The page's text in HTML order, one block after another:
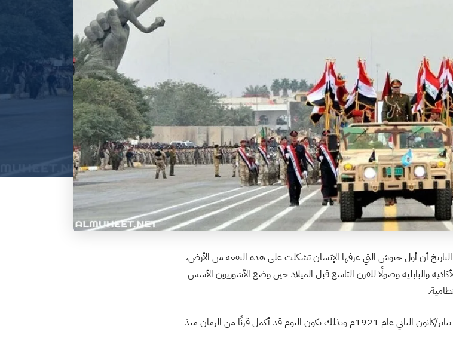
التاريخ أن أول جيوش التي عرفها الإنسان تشكلت على هذه البقعة من الأرض،
والبابلية وصولًا للقرن التاسع قبل الميلاد حين وضع الآشوريون الأسس
أما جيش العراق الحديث فقد تشكل في الـ 6 من يناير/كانون الثاني عام 1921م وبذلك يكون اليوم قد أكمل قرنًا من الزمان منذ